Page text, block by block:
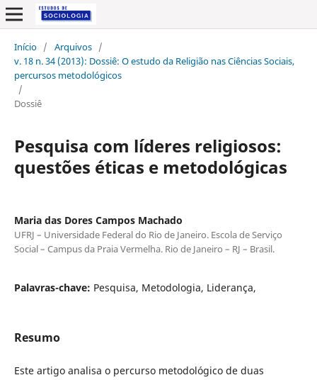
Início / Arquivos /
v. 18 n. 34 (2013): Dossiê: O estudo da Religião nas Ciências Sociais,
percursos metodológicos
/
Dossiê
Pesquisa com líderes religiosos:
questões éticas e metodológicas
Maria das Dores Campos Machado
UFRJ – Universidade Federal do Rio de Janeiro. Escola de Serviço
Social – Campus da Praia Vermelha. Rio de Janeiro – RJ – Brasil.
Palavras-chave: Pesquisa, Metodologia, Liderança,
Resumo
Este artigo analisa o percurso metodológico de duas